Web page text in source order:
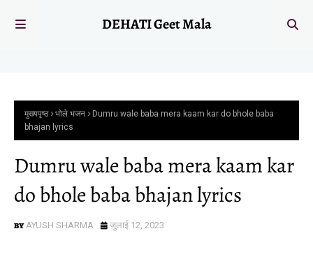
DEHATI Geet Mala
मुख्यपृष्ठ भोले भजन
Dumru wale baba mera kaam kar do bhole baba
bhajan lyrics
Dumru wale baba mera kaam kar
do bhole baba bhajan lyrics
AYUSH SHARMA जुलाई 12, 2023